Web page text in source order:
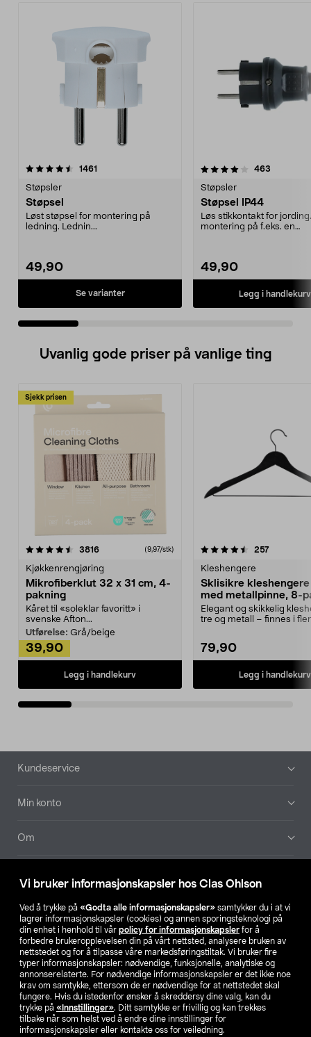
Vi bruker informasjonskapsler hos Clas Ohlson
Ved å trykke på «Godta alle informasjonskapsler» samtykker du i at vi
lagrer informasjonskapsler (cookies) og annen sporingsteknologi på
din enhet i henhold til vår policy for informasjonskapsler for å
forbedre brukeropplevelsen din på vårt nettsted, analysere bruken av
nettstedet og for å tilpasse våre markedsføringstiltak. Vi bruker fire
typer informasjonskapsler: nødvendige, funksjonelle, analytiske og
annonserelaterte. For nødvendige informasjonskapsler er det ikke noe
krav om samtykke, ettersom de er nødvendige for at nettstedet skal
fungere. Hvis du istedenfor ønsker å skreddersy dine valg, kan du
trykke på «Innstillinger». Ditt samtykke er frivillig og kan trekkes
tilbake når som helst ved å endre dine innstillinger for
informasjonskapsler eller kontakte oss for veiledning.
1461
Støpsler
Støpsel
Løst støpsel for montering på
ledning. Lednin...
49,90
Se varianter
4.0 av 5 stjerner 463
Støpsler
Støpsel IP44
Løs stikkontakt for
montering på f.eks. en
49,90
Legg i handlekurv
4.5 av 5 stjerner
Uvanlig gode priser på vanlige ting
Sjekk prisen
3816anmeldelser(9,97/stk)
Kjøkkenrengjøring
Mikrofiberklut 32 x 31 cm, 4-
pakning
Kåret til «soleklar favoritt» i
svenske Afton...
Utførelse: Grå/beige
39,90
Legg i handlekurv
4.5av 5 stjerner 257
Kleshengere
Sklisikre
med metallpinne, 8-
Elegant og skikkelig
tre og metall – finnes i
79,90
Legg i handlekurv
4.5av 5 stjerner
Bunntekst
Kundeservice
Min konto
Om
Våre selskaper
Finn din butikk
SE NO FI